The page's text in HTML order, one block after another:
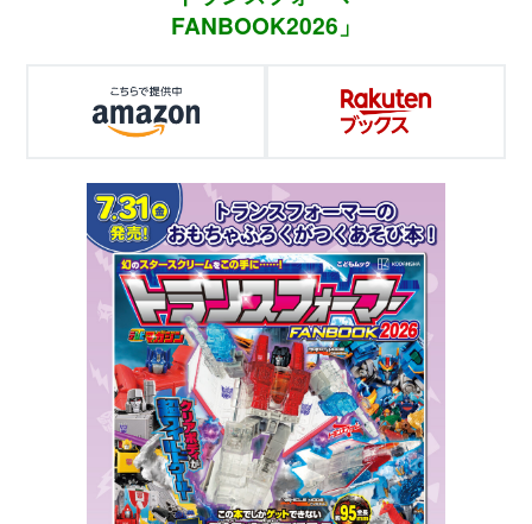
FANBOOK2026」